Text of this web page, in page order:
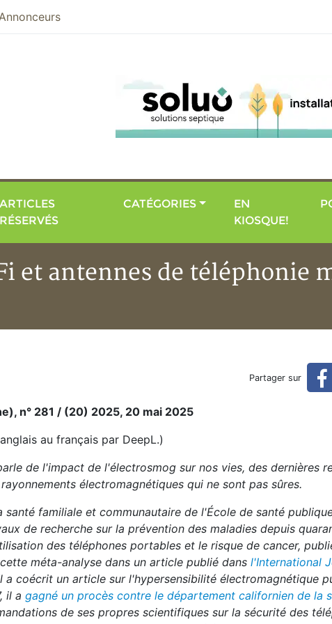
panier
ARTICLES
RÉSERVÉS
CATÉGORIES
EN
KIOSQUE!
et antennes de téléphonie
et antennes de téléphonie
Partager sur
n° 281 / (20) 2025, 20 mai 2025
au français par DeepL.)
de l'impact de l'électrosmog sur nos vies, des dernières
électromagnétiques qui ne sont pas sûres.
familiale et communautaire de l'École de santé
de recherche sur la prévention des maladies depuis
des téléphones portables et le risque de cancer,
méta-analyse dans un article publié dans l'International
a coécrit un article sur l'hypersensibilité électromagnétique
il a gagné un procès contre le département californien de la
de ses propres scientifiques sur la sécurité des